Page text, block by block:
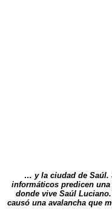
… y la ciudad de Saúl.
informáticos predicen una
donde vive Saúl
causó una avalancha que